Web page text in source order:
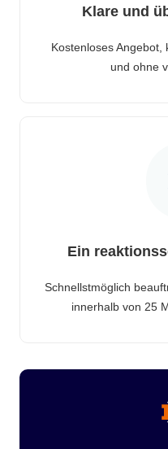
Klare und
Kostenloses Angebot,
und ohne
Ein
Schnellstmöglich
innerhalb von 25